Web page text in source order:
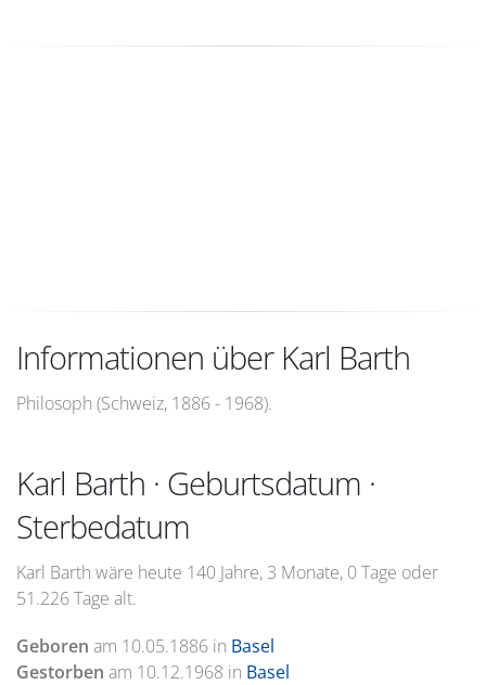
Informationen über Karl Barth
Philosoph (Schweiz, 1886 - 1968).
Karl Barth · Geburtsdatum ·
Sterbedatum
Karl Barth wäre heute 140 Jahre, 3 Monate, 0 Tage oder
51.226 Tage alt.
Geboren am 10.05.1886 in Basel
Gestorben am 10.12.1968 in Basel